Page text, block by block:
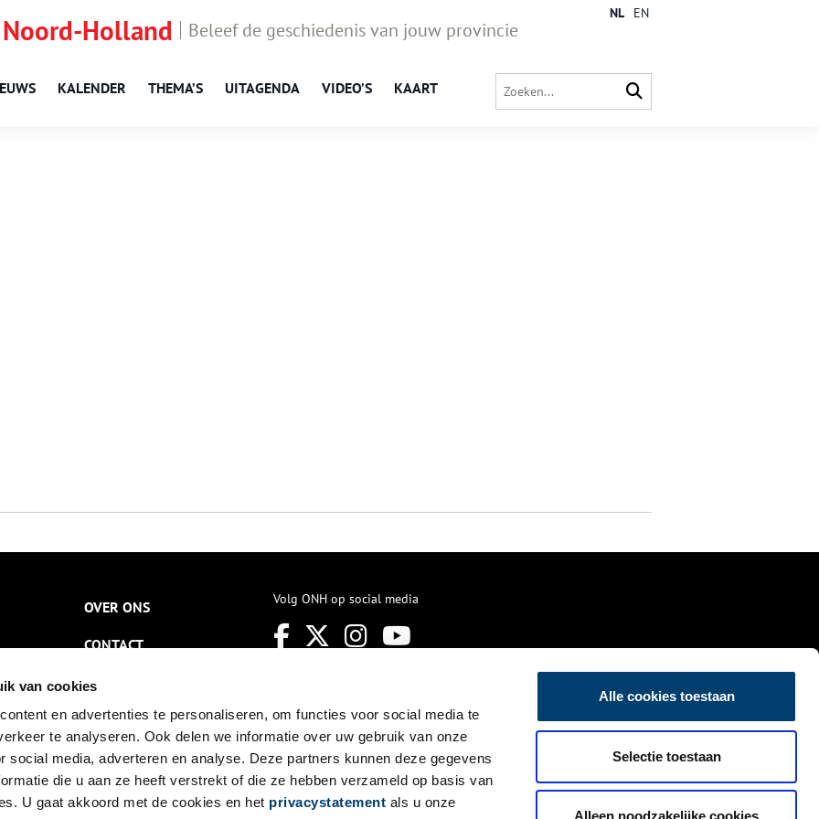
van cookies
en advertenties te personaliseren, om functies voor social media te
te analyseren. Ook delen we informatie over uw gebruik van onze
social media, adverteren en analyse. Deze partners kunnen deze gegevens
die u aan ze heeft verstrekt of die ze hebben verzameld op basis van
U gaat akkoord met de cookies en het privacystatement als u onze
Alle cookies toestaan
Selectie toestaan
Alleen noodzakelijke cookies
Holland Beleef de geschiedenis van jouw provincie
KALENDER THEMA’S UITAGENDA VIDEO’S KAART
NL EN
OVER ONS
CONTACT
NIEUWSBRIEF
DISCLAIMER
PRIVACY
TOEGANKELIJKHEID
Volg ONH op social media